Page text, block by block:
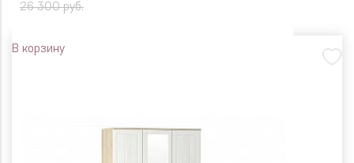
26 300 руб.
В корзину